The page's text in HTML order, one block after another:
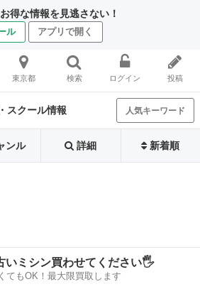
得な情報を見逃さない！
ル アプリで開く
東京都 検索 ログイン 投稿
スクール情報 人気キーワード
ンル 詳細 新着順
いミシン買わせてください🖐️
てもOK！最大限買取します